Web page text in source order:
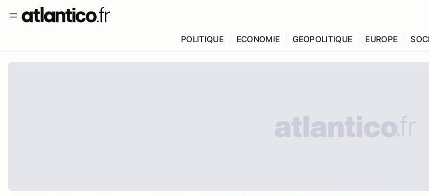
POLITIQUE ECONOMIE GEOPOLITIQUE EUROPE